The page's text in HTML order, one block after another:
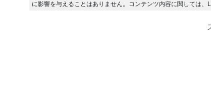
に影響を与えることはありません。コンテンツ内容に関しては